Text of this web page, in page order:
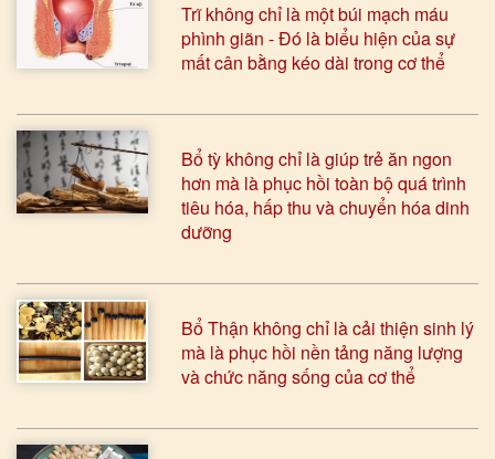
Trĩ không chỉ là một búi mạch máu
phình giãn - Đó là biểu hiện của sự
mất cân bằng kéo dài trong cơ thể
Bổ tỳ không chỉ là giúp trẻ ăn ngon
hơn mà là phục hồi toàn bộ quá trình
tiêu hóa, hấp thu và chuyển hóa dinh
dưỡng
Bổ Thận không chỉ là cải thiện sinh lý
mà là phục hồi nền tảng năng lượng
và chức năng sống của cơ thể